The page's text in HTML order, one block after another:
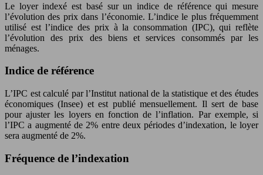
Le loyer indexé est basé sur un indice de référence qui mesure
l’évolution des prix dans l’économie. L’indice le plus fréquemment
utilisé est l’indice des prix à la consommation (IPC), qui reflète
l’évolution des prix des biens et services consommés par les
ménages.
Indice de référence
L’IPC est calculé par l’Institut national de la statistique et des études
économiques (Insee) et est publié mensuellement. Il sert de base
pour ajuster les loyers en fonction de l’inflation. Par exemple, si
l’IPC a augmenté de 2% entre deux périodes d’indexation, le loyer
sera augmenté de 2%.
Fréquence de l’indexation